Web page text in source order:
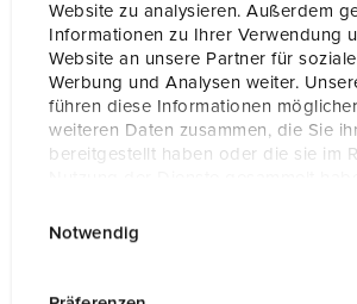
Website zu analysieren. Außerdem
Informationen zu Ihrer Verwendung
Website an unsere Partner für
Werbung und Analysen weiter.
führen diese Informationen
weiteren Daten zusammen, die Sie
bereitgestellt haben oder die sie im
Notwendig
Tekniska specifikationer
Väggmonterat uttag med
Ampere 16 A
Poler 3 p
Hertz